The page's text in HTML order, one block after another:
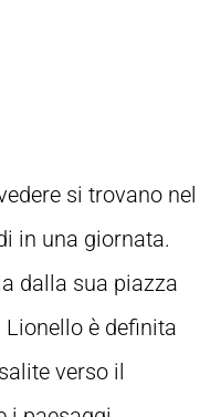
si trovano nel
in una giornata.
dalla sua piazza
Lionello è definita
verso il